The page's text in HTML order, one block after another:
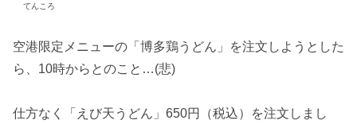
てんころ
空港限定メニューの「博多鶏うどん」を注文しようとした
ら、10時からとのこと…(悲)
仕方なく「えび天うどん」650円（税込）を注文しまし